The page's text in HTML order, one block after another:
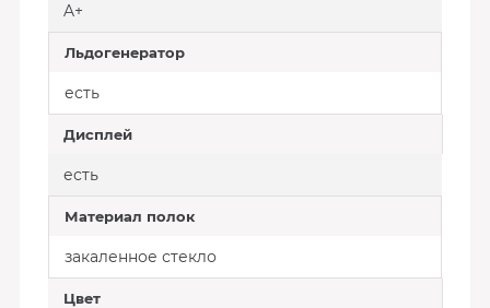
A+
Льдогенератор
есть
Дисплей
есть
Материал полок
закаленное стекло
Цвет